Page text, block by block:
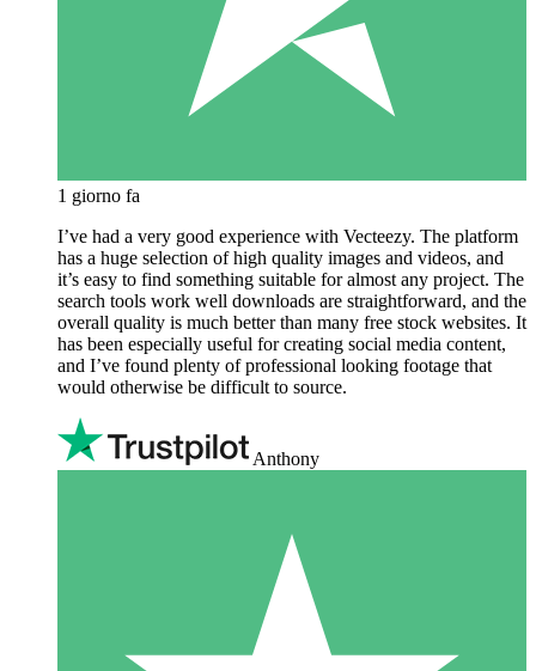
1 giorno fa
I’ve had a very good experience with Vecteezy. The platform
has a huge selection of high quality images and videos, and
it’s easy to find something suitable for almost any project. The
search tools work well downloads are straightforward, and the
overall quality is much better than many free stock websites. It
has been especially useful for creating social media content,
and I’ve found plenty of professional looking footage that
would otherwise be difficult to source.
Anthony